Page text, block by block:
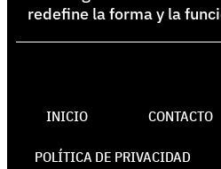
redefine la forma y la
INICIO CONTACTO
POLÍTICA DE PRIVACIDAD